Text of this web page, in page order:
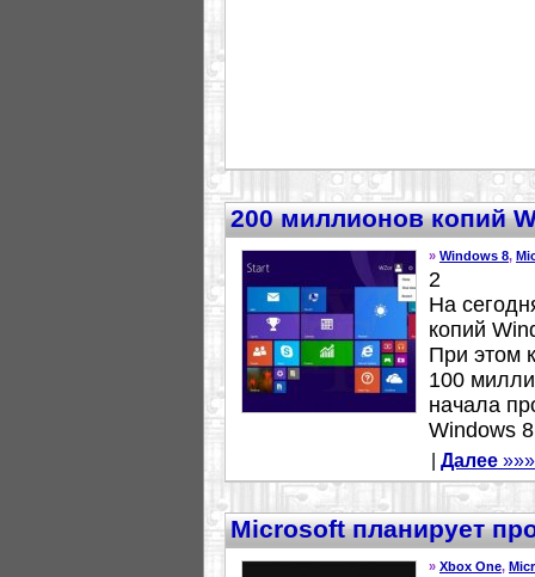
200 миллионов копий
» Windows 8,
2
На
копий
При этом
100
начала
Windows
Далее »»»
Microsoft планирует
» Xbox One,